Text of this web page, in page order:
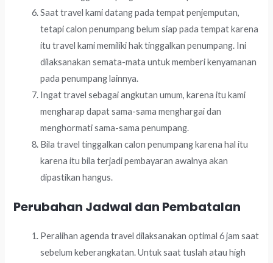
Saat travel kami datang pada tempat penjemputan,
tetapi calon penumpang belum siap pada tempat karena
itu travel kami memiliki hak tinggalkan penumpang. Ini
dilaksanakan semata-mata untuk memberi kenyamanan
pada penumpang lainnya.
Ingat travel sebagai angkutan umum, karena itu kami
mengharap dapat sama-sama menghargai dan
menghormati sama-sama penumpang.
Bila travel tinggalkan calon penumpang karena hal itu
karena itu bila terjadi pembayaran awalnya akan
dipastikan hangus.
Perubahan Jadwal dan Pembatalan
Peralihan agenda travel dilaksanakan optimal 6 jam saat
sebelum keberangkatan. Untuk saat tuslah atau high